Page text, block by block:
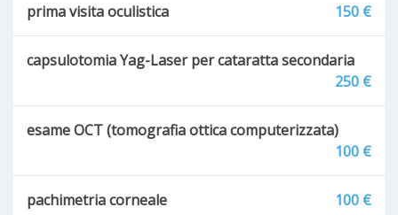
prima visita oculistica 150 €
capsulotomia Yag-Laser per cataratta secondaria
250 €
esame OCT (tomografia ottica computerizzata)
100 €
pachimetria corneale 100 €